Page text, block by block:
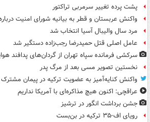
پشت پرده تغییر سرمربی تراکتور
واکنش عربستان و قطر به بیانیه شورای امنیت
مرد سال والیبال آسیا انتخاب شد
عامل اصلی قتل حمیدرضا رجب‌زاده دستگیر شد
سرکشی فرمانده سپاه تهران از گردان‌های پدافند
نخستین تصویر مسی بعد از مرگ پدر
واکنش کنایه‌آمیز به عضویت ترکیه در پیمان مشترک
عراقچی: اکنون هیچ مذاکره‌ای با آمریکا نداریم
جشن برداشت انگور در ترشیز
رویای اف-۳۵ ترکیه در بن‌بست